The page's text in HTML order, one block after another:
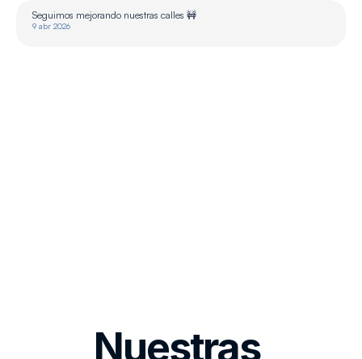
Seguimos mejorando nuestras calles 🚧
9 abr 2026
Nuestras